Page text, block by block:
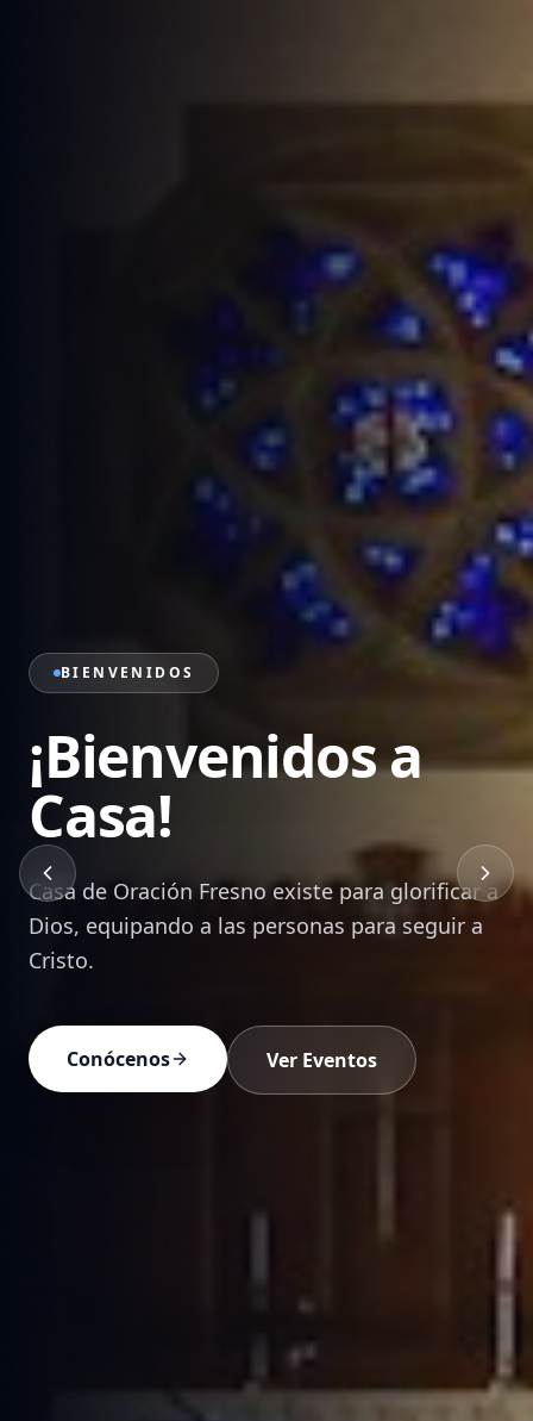
PRÉDICAS
Sana Doctrina de
la Palabra
Mensajes bíblicos que edifican, transforman y
equipan a cada creyente para vivir en Cristo.
Devocionales